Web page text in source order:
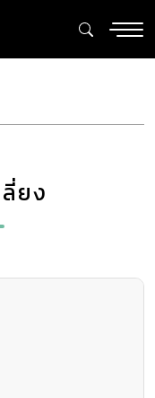
ยง